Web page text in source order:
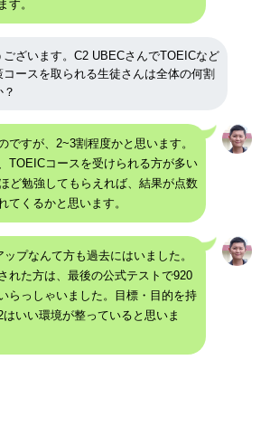
す。
ございます。C2 UBECさんでTOEICなど
ースを取られる生徒さんは全体の何割
ですが、2~3割程度かと思います。
TOEICコースを受けられる方が多い
ど勉強してもらえれば、結果が点数
てくるかと思います。
プなんて方も過去にはいました。
れた方は、最後の公式テストで920
らっしゃいました。目標・目的を持
はいい環境が整っていると思いま